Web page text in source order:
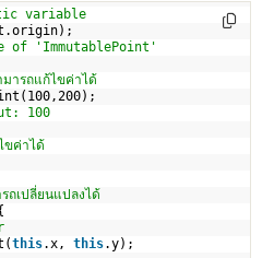
variable
of 'ImmutablePoint'
รถแก้ไขค่าได้
100
ค่าได้
เปลี่ยนแปลงได้
this.x, this.y);